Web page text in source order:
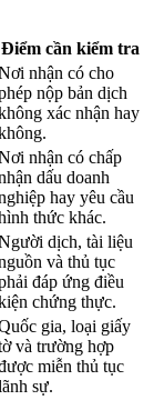
Điểm cần kiểm tra
nhận có cho
nộp bản dịch
xác nhận hay
nhận có chấp
dấu doanh
hay yêu cầu
thức khác.
dịch, tài liệu
và thủ tục
đáp ứng điều
chứng thực.
gia, loại giấy
và trường hợp
miễn thủ tục
sự.